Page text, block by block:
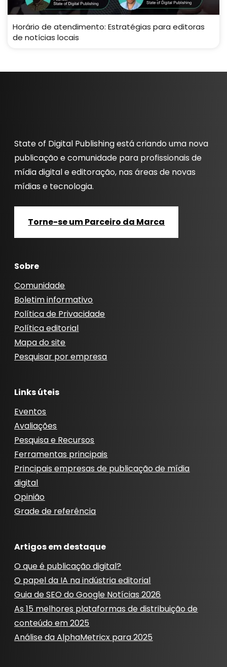
Horário de atendimento: Estratégias para editoras
de notícias locais
State of Digital Publishing está criando uma nova
publicação e comunidade para profissionais de
mídia digital e editoração, nas áreas de novas
mídias e tecnologia.
Torne-se um Parceiro da Marca
Sobre
Comunidade
Boletim informativo
Política de Privacidade
Política editorial
Mapa do site
Pesquisar por empresa
Links úteis
Eventos
Avaliações
Pesquisa e Recursos
Ferramentas principais
Principais empresas de publicação de mídia
digital
Opinião
Grade de referência
Artigos em destaque
O que é publicação digital?
O papel da IA ​​na indústria editorial
Guia de SEO do Google Notícias 2026
As 15 melhores plataformas de distribuição de
conteúdo em 2025
Análise da AlphaMetricx para 2025